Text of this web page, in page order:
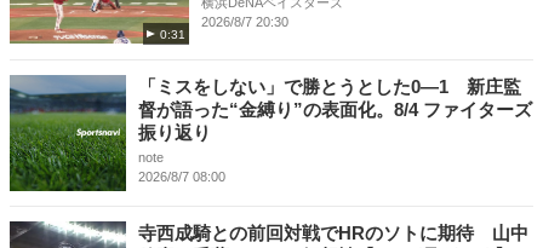
0:31
2026/8/7 20:30
「ミスをしない」で勝とうとした0―1 新庄監
督が語った“金縛り”の表面化。8/4 ファイターズ
振り返り
note
2026/8/7 08:00
寺西成騎との前回対戦でHRのソトに期待 山中